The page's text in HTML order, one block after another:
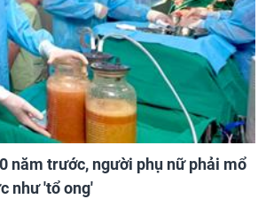
năm trước, người phụ nữ phải mổ
như 'tổ ong'